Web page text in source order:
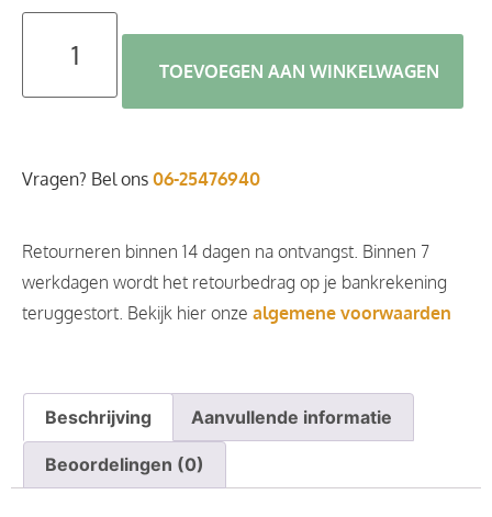
TOEVOEGEN AAN WINKELWAGEN
Vragen? Bel ons 06-25476940
Retourneren binnen 14 dagen na ontvangst. Binnen 7
werkdagen wordt het retourbedrag op je bankrekening
teruggestort. Bekijk hier onze algemene voorwaarden
Beschrijving Aanvullende informatie
Beoordelingen (0)